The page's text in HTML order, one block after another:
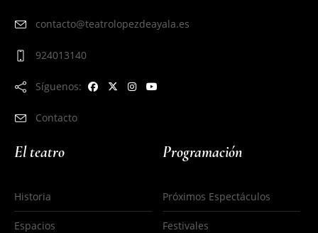
contacto@teatrolopezdeayala.es
924013140
Síguenos:
Contacto
El teatro
Historia
Espacios
Programación
Próximos Espectáculos
Festivales